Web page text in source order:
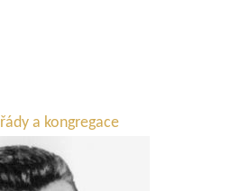
řády a kongregace